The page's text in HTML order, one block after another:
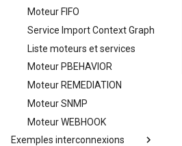
Actions avancées sur les
Cas d'usage d'actions
avancées à réaliser sur les
bases de données
d'opérations de debug ou
d'incident
Connexion à la base de
Configuration composants
Configuration avancée de la
base de données MongoDB
intégrée à Canopsis
Activation de HTTPS dans
Canopsis
Configuration avancée du
Canopsis
Configuration avancée du
Gestion fixtures
Gestion des fixtures
(données d’initialisation)
Moteur FIFO
Service Import Context Graph
Liste moteurs et services
Moteur PBEHAVIOR
Moteur REMEDIATION
Moteur SNMP
Moteur WEBHOOK
Exemples interconnexions